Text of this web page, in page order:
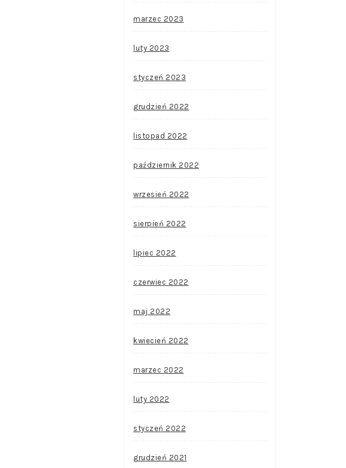
marzec 2023
luty 2023
styczeń 2023
grudzień 2022
listopad 2022
październik 2022
wrzesień 2022
sierpień 2022
lipiec 2022
czerwiec 2022
maj 2022
kwiecień 2022
marzec 2022
luty 2022
styczeń 2022
grudzień 2021